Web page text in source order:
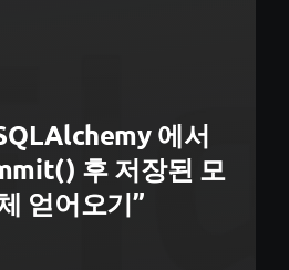
에서
후 저장된 모
얻어오기”